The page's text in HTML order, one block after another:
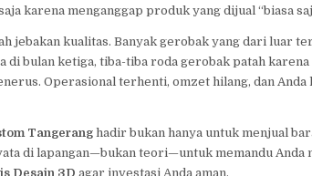
karena menganggap produk yang dijual “biasa
jebakan kualitas. Banyak gerobak yang dari luar
di bulan ketiga, tiba-tiba roda gerobak patah
Operasional terhenti, omzet hilang, dan
Tangeranghadir bukan hanya untuk menjual
di lapangan—bukan teori—untuk memandu
Desain 3D agar investasi Anda aman.